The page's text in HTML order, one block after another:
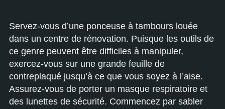
Servez-vous d’une ponceuse à tambours louée
dans un centre de rénovation. Puisque les outils de
ce genre peuvent être difficiles à manipuler,
exercez-vous sur une grande feuille de
contreplaqué jusqu’à ce que vous soyez à l’aise.
Assurez-vous de porter un masque respiratoire et
des lunettes de sécurité. Commencez par sabler